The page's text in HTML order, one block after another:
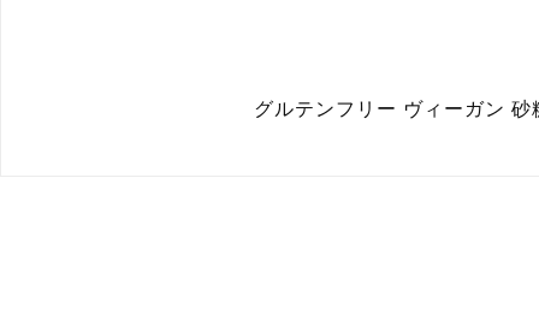
グルテンフリー ヴィーガン